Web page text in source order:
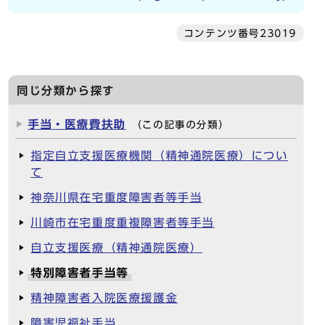
コンテンツ番号23019
同じ分類から探す
手当・医療費扶助 （この記事の分類）
指定自立支援医療機関（精神通院医療）につい
て
神奈川県在宅重度障害者等手当
川崎市在宅重度重複障害者等手当
自立支援医療（精神通院医療）
特別障害者手当等
精神障害者入院医療援護金